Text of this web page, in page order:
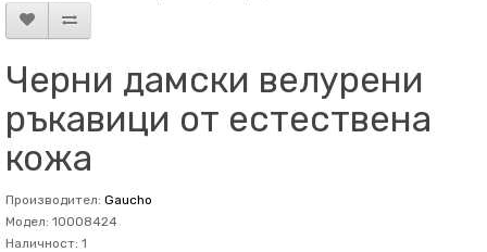
Черни дамски велурени
ръкавици от естествена
кожа
Производител: Gaucho
Модел: 10008424
Наличност: 1